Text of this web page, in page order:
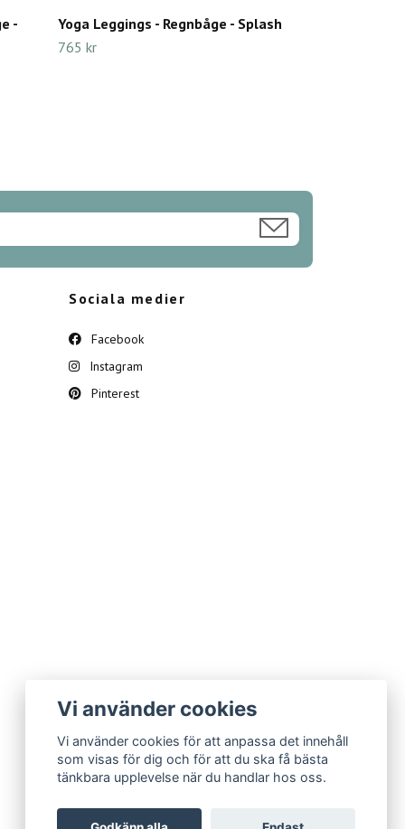
-
Yoga Leggings - Regnbåge - Splash
765 kr
Sociala medier
Facebook
Instagram
Pinterest
Vi använder cookies
Vi använder cookies för att anpassa det innehåll
som visas för dig och för att du ska få bästa
tänkbara upplevelse när du handlar hos oss.